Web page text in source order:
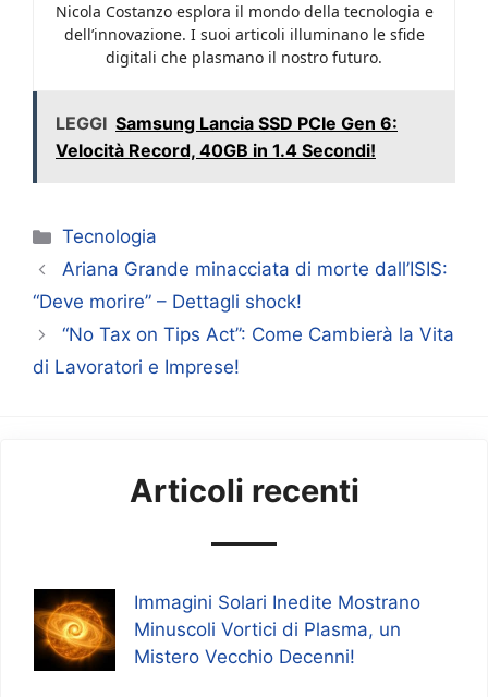
Nicola Costanzo esplora il mondo della tecnologia e
dell’innovazione. I suoi articoli illuminano le sfide
digitali che plasmano il nostro futuro.
LEGGI Samsung Lancia SSD PCIe Gen 6:
Velocità Record, 40GB in 1.4 Secondi!
Categorie
Tecnologia
Ariana Grande minacciata di morte dall’ISIS:
“Deve morire” – Dettagli shock!
“No Tax on Tips Act”: Come Cambierà la Vita
di Lavoratori e Imprese!
Articoli recenti
Immagini Solari Inedite Mostrano
Minuscoli Vortici di Plasma, un
Mistero Vecchio Decenni!